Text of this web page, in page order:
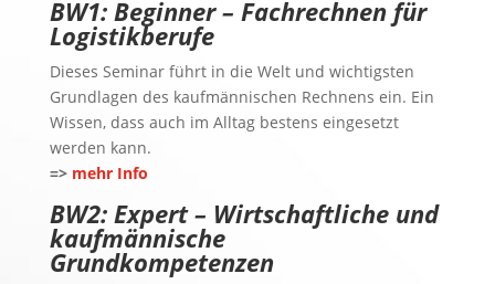
BW1: Beginner – Fachrechnen für
Logistikberufe
Dieses Seminar führt in die Welt und wichtigsten
Grundlagen des kaufmännischen Rechnens ein. Ein
Wissen, dass auch im Alltag bestens eingesetzt
werden kann.
=> mehr Info
BW2: Expert – Wirtschaftliche und
kaufmännische
Grundkompetenzen